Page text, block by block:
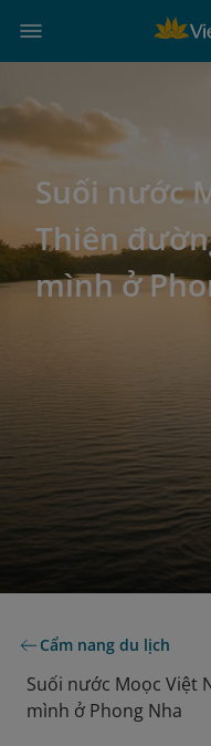
Suối nước
Thiên
mình ở
Cẩm nang du lịch
Suối nước Moọc Việt
mình ở Phong Nha